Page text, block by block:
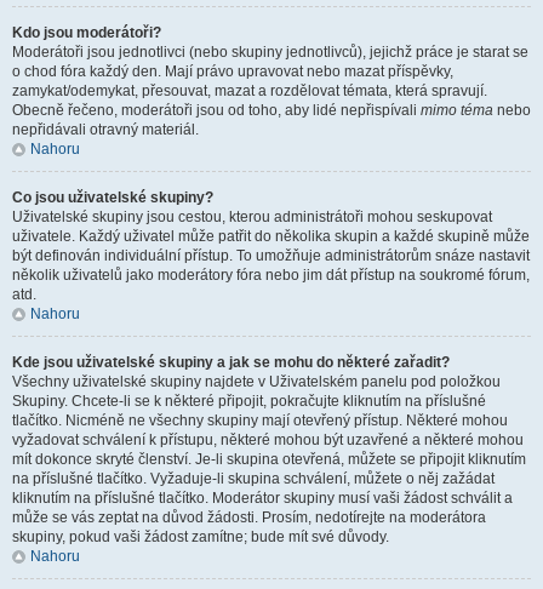
Kdo jsou moderátoři?
Moderátoři jsou jednotlivci (nebo skupiny jednotlivců), jejichž práce je starat se
o chod fóra každý den. Mají právo upravovat nebo mazat příspěvky,
zamykat/odemykat, přesouvat, mazat a rozdělovat témata, která spravují.
Obecně řečeno, moderátoři jsou od toho, aby lidé nepřispívali mimo téma nebo
nepřidávali otravný materiál.
Nahoru
Co jsou uživatelské skupiny?
Uživatelské skupiny jsou cestou, kterou administrátoři mohou seskupovat
uživatele. Každý uživatel může patřit do několika skupin a každé skupině může
být definován individuální přístup. To umožňuje administrátorům snáze nastavit
několik uživatelů jako moderátory fóra nebo jim dát přístup na soukromé fórum,
atd.
Nahoru
Kde jsou uživatelské skupiny a jak se mohu do některé zařadit?
Všechny uživatelské skupiny najdete v Uživatelském panelu pod položkou
Skupiny. Chcete-li se k některé připojit, pokračujte kliknutím na příslušné
tlačítko. Nicméně ne všechny skupiny mají otevřený přístup. Některé mohou
vyžadovat schválení k přístupu, některé mohou být uzavřené a některé mohou
mít dokonce skryté členství. Je-li skupina otevřená, můžete se připojit kliknutím
na příslušné tlačítko. Vyžaduje-li skupina schválení, můžete o něj zažádat
kliknutím na příslušné tlačítko. Moderátor skupiny musí vaši žádost schválit a
může se vás zeptat na důvod žádosti. Prosím, nedotírejte na moderátora
skupiny, pokud vaši žádost zamítne; bude mít své důvody.
Nahoru